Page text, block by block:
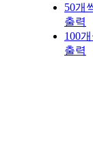
50개
출력
100
출력